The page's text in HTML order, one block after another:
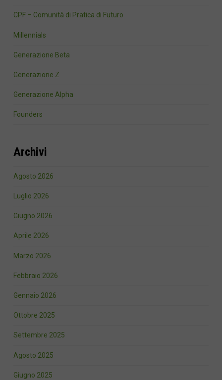
CPF – Comunità di Pratica di Futuro
Millennials
Generazione Beta
Generazione Z
Generazione Alpha
Founders
Archivi
Agosto 2026
Luglio 2026
Giugno 2026
Aprile 2026
Marzo 2026
Febbraio 2026
Gennaio 2026
Ottobre 2025
Settembre 2025
Agosto 2025
Giugno 2025